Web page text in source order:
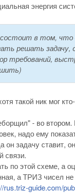
энергия
в том, что
решать задачу,
требований,
такой ник мог
- во втором.
надо ему
задачу ставит,
связи.
по этой схеме, а
а ТРИЗ чисел
rus.triz-guide.com/